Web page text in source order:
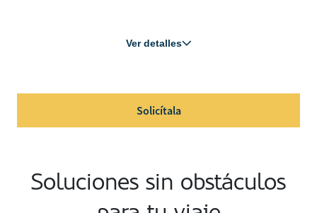
Ver detalles
Solicítala
Soluciones sin obstáculos